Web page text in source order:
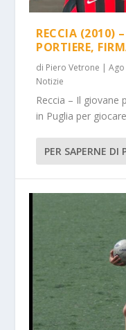
RECCIA (2010)
PORTIERE,
di Piero Vetrone |
Notizie
Reccia – Il giovane
in Puglia per
PER SAPERNE DI